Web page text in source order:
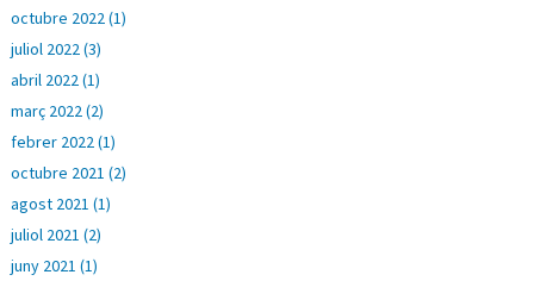
octubre 2022 (1)
juliol 2022 (3)
abril 2022 (1)
març 2022 (2)
febrer 2022 (1)
octubre 2021 (2)
agost 2021 (1)
juliol 2021 (2)
juny 2021 (1)